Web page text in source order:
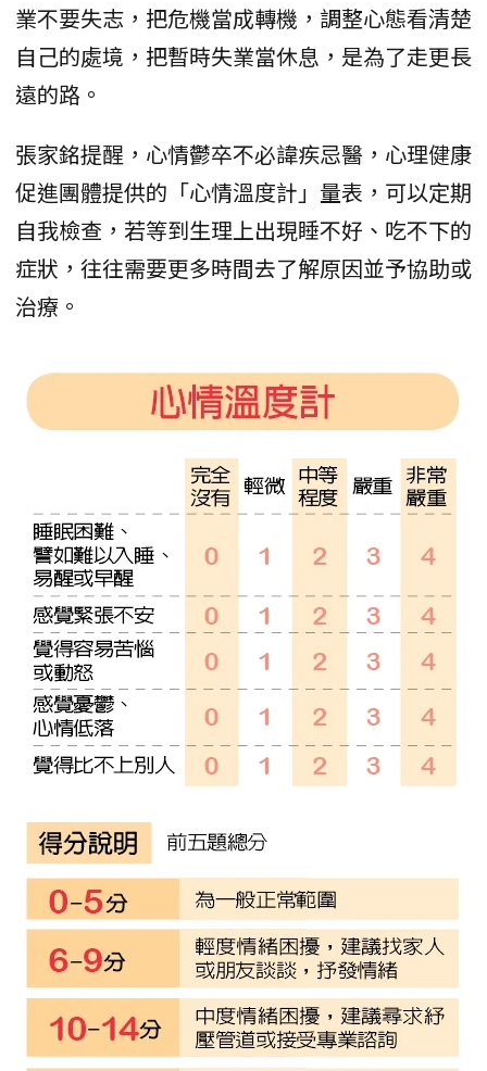
業不要失志，把危機當成轉機，調整心態看清楚
自己的處境，把暫時失業當休息，是為了走更長
遠的路。
張家銘提醒，心情鬱卒不必諱疾忌醫，心理健康
促進團體提供的「心情溫度計」量表，可以定期
自我檢查，若等到生理上出現睡不好、吃不下的
症狀，往往需要更多時間去了解原因並予協助或
治療。